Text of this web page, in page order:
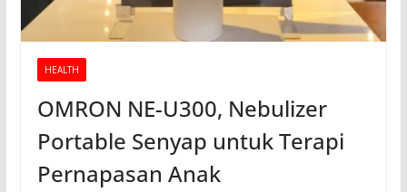
HEALTH
OMRON NE-U300, Nebulizer
Portable Senyap untuk Terapi
Pernapasan Anak